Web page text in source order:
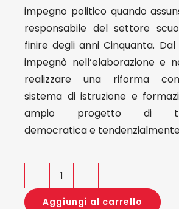
impegno politico quando
responsabile del settore
finire degli anni Cinquanta. Dal
impegnò nell’elaborazione e
realizzare una riforma
sistema di istruzione e
ampio progetto di
democratica e
Tristano
Codignola
Aggiungi al carrello